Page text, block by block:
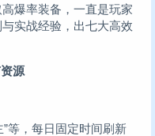
爆率装备，一直是玩家
实战经验，出七大高效
源
”等，每日固定时间刷新